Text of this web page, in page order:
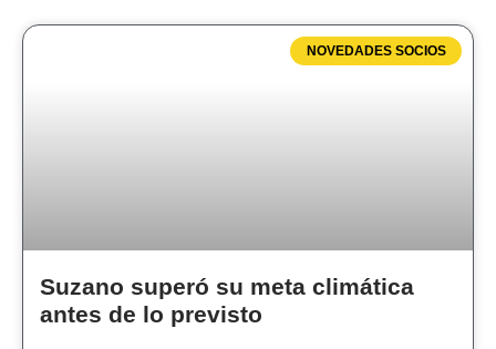
NOVEDADES SOCIOS
Suzano superó su meta climática
antes de lo previsto